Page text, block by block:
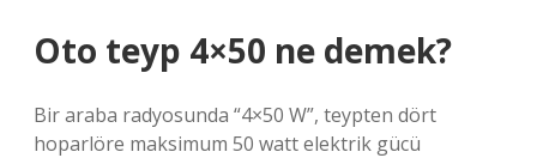
Oto teyp 4×50 ne demek?
Bir araba radyosunda “4×50 W”, teypten dört
hoparlöre maksimum 50 watt elektrik gücü